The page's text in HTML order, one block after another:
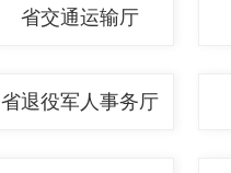
省交通运输厅
省退役军人事务厅